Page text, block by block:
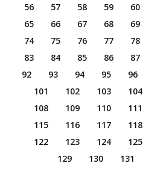
56
57 58 59 60
65
66 67 68 69
74
75 76 77 78
83
84 85 86 87
92
93 94 95 96
101
102 103 104
108
109 110 111
115
116 117 118
122
123 124 125
129
130 131